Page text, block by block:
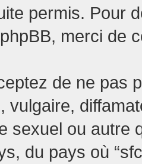
permis. Pour
merci de
de ne pas
vulgaire,
sexuel ou autre
du pays où